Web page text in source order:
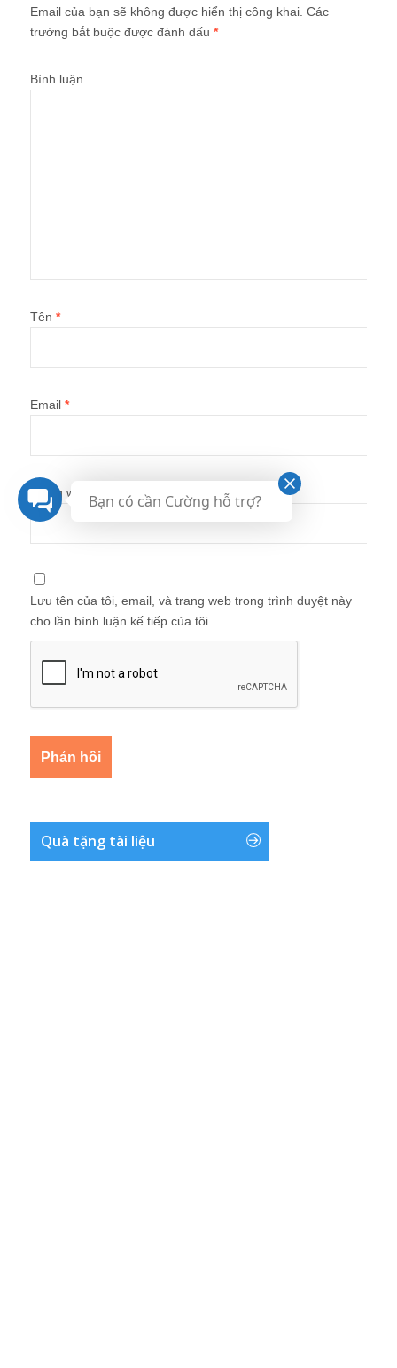
Email của bạn sẽ không được hiển thị công khai. Các
trường bắt buộc được đánh dấu *
Bình luận
Tên *
Email *
Trang web
Lưu tên của tôi, email, và trang web trong trình duyệt này
cho lần bình luận kế tiếp của tôi.
Quà tặng tài liệu
Bạn có cần Cường hỗ trợ?